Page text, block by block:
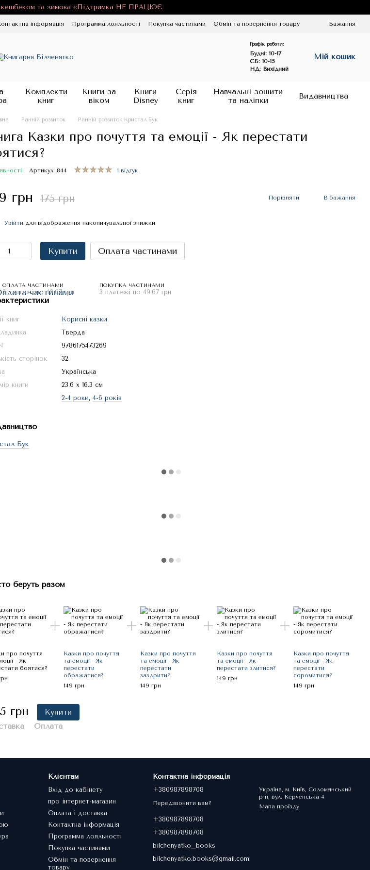
кешбеком та зимова єПідтримка НЕ ПРАЦЮЄ
інформація Программа лояльності Покупка частинами
Обмін та повернення товару
Бажання
Графік роботи:
Будні: 10-17
СБ: 10-15
НД: Вихідний
Мій кошик
Комплекти
книг
Книги за
віком
Книги
Disney
Серія
книг
Навчальні зошити
та наліпки
Видавництва
Ранній розвиток Ранній розвиток Кристал Бук
Казки про почуття та емоції - Як перестати
Артикул: 844 1 відгук
грн 175 грн Порівняти В бажання
Увійти для відображення накопичувальної знижки
Купити Оплата частинами
ОПЛАТА ЧАСТИНАМИ
3 платежі по 49.67 грн
ПОКУПКА ЧАСТИНАМИ
3 платежі по 49.67 грн
книг
Корисні казки
Тверда
9786175473269
сторінок
32
Українська
книги
23.6 х 16.3 см
2-4 роки, 4-6 років
Бук
беруть разом
про почуття
- Як
боятися?
Казки про почуття
та емоції - Як
перестати
ображатися?
149 грн
Казки про почуття
та емоції - Як
перестати
заздрити?
149 грн
Казки про почуття
та емоції - Як
перестати злитися?
149 грн
Казки про почуття
та емоції - Як
перестати
соромитися?
149 грн
грн
Купити
Оплата
Клієнтам
Вхід до кабінету
про інтернет-магазин
Оплата і доставка
Контактна інформація
Программа лояльності
Покупка частинами
Обмін та повернення
товару
Контактна інформація
+380987898708
Передзвонити вам?
+380987898708
+380987898708
bilchenyatko_books
bilchenyatko.books@gmail.com
Україна, м. Київ, Соломянський
р-н, вул. Керченська 4
Мапа проїзду